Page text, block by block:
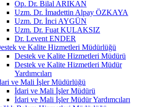
Op. Dr. Bilal ARIKAN
Uzm. Dr. İmadettin Alpay ÖZKAYA
Uzm. Dr. İnci AYGÜN
Uzm. Dr. Fuat KULAKSIZ
Dr. Levent ENDER
ve Kalite Hizmetleri Müdürlüğü
Destek ve Kalite Hizmetleri Müdürü
Destek ve Kalite Hizmetleri Müdür
Yardımcıları
ve Mali İşler Müdürlüğü
İdari ve Mali İşler Müdürü
İdari ve Mali İşler Müdür Yardımcıları